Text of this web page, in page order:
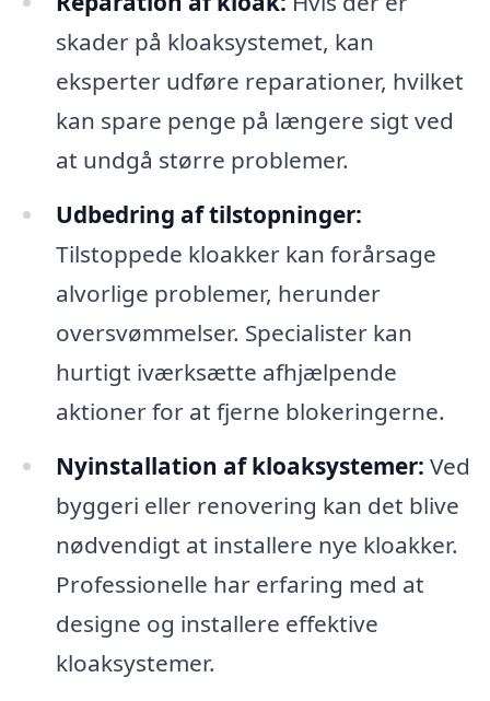
skader på kloaksystemet, kan
eksperter udføre reparationer, hvilket
kan spare penge på længere sigt ved
at undgå større problemer.
Udbedring af tilstopninger:
Tilstoppede kloakker kan forårsage
alvorlige problemer, herunder
oversvømmelser. Specialister kan
hurtigt iværksætte afhjælpende
aktioner for at fjerne blokeringerne.
Nyinstallation af kloaksystemer: Ved
byggeri eller renovering kan det blive
nødvendigt at installere nye kloakker.
Professionelle har erfaring med at
designe og installere effektive
kloaksystemer.